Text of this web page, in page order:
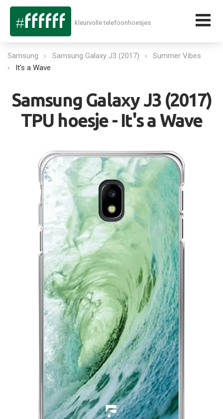
kleurvolle telefoonhoesjes
Samsung Samsung Galaxy J3 (2017)
Summer Vibes
It's a Wave
Samsung Galaxy J3 (2017)
TPU hoesje - It's a Wave